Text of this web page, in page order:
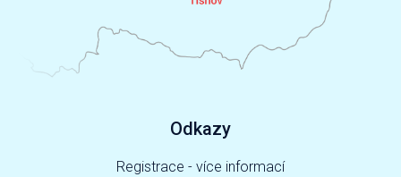
Odkazy
Registrace - více informací